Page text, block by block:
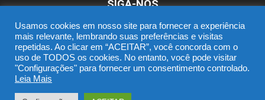
SIGA-NOS
SGD
Política de Privacidade
Usamos cookies em nosso site para fornecer a experiência
mais relevante, lembrando suas preferências e visitas
repetidas. Ao clicar em “ACEITAR”, você concorda com o
uso de TODOS os cookies. No entanto, você pode visitar
"Configurações" para fornecer um consentimento controlado.
Leia Mais